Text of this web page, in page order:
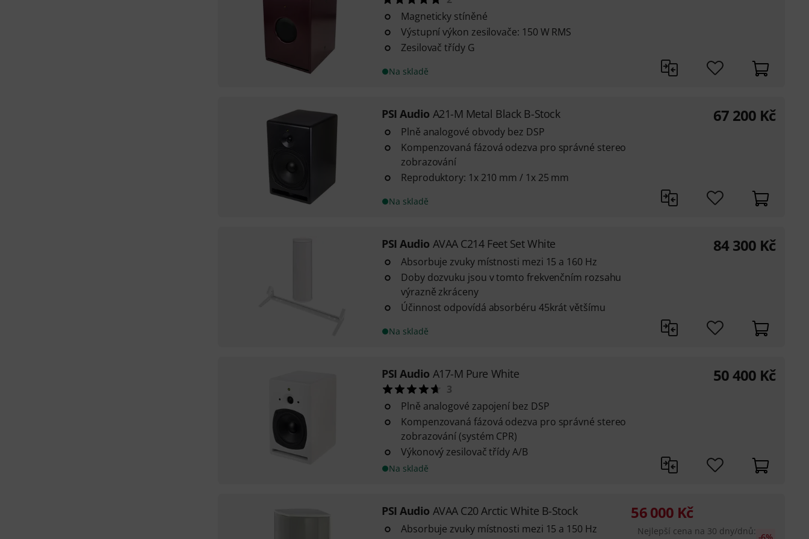
Magneticky stíněné
Výstupní výkon zesilovače: 150 W RMS
Zesilovač třídy G
Na skladě
PSI Audio A21-M Metal Black B-Stock
Plně analogové obvody bez DSP
Kompenzovaná fázová odezva pro správné stereo
zobrazování
Reproduktory: 1x 210 mm / 1x 25 mm
Na skladě
67 200 Kč
PSI Audio AVAA C214 Feet Set White
Absorbuje zvuky místnosti mezi 15 a 160 Hz
Doby dozvuku jsou v tomto frekvenčním rozsahu
výrazně zkráceny
Účinnost odpovídá absorbéru 45krát většímu
Na skladě
84 300 Kč
PSI Audio A17-M Pure White
3
Plně analogové zapojení bez DSP
Kompenzovaná fázová odezva pro správné stereo
zobrazování (systém CPR)
Výkonový zesilovač třídy A/B
Na skladě
50 400 Kč
PSI Audio AVAA C20 Arctic White B-Stock
Absorbuje zvuky místnosti mezi 15 a 150 Hz
56 000 Kč
Nejlepší cena na 30 dny/dnů: